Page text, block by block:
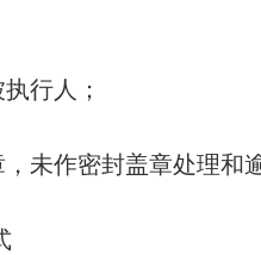
行人；
未作密封盖章处理和